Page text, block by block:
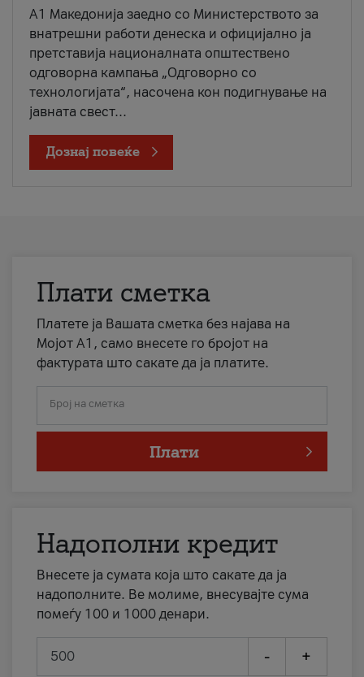
A1 Македонија заедно со Министерството за
внатрешни работи денеска и официјално ја
претставија националната општествено
одговорна кампања „Одговорно со
технологијата“, насочена кон подигнување на
јавната свест...
Дознај повеќе
Плати сметка
Платете ја Вашата сметка без најава на
Мојот А1, само внесете го бројот на
фактурата што сакате да ја платите.
Број на сметка
Плати
Надополни кредит
Внесете ја сумата која што сакате да ја
надополните. Ве молиме, внесувајте сума
помеѓу 100 и 1000 денари.
- +